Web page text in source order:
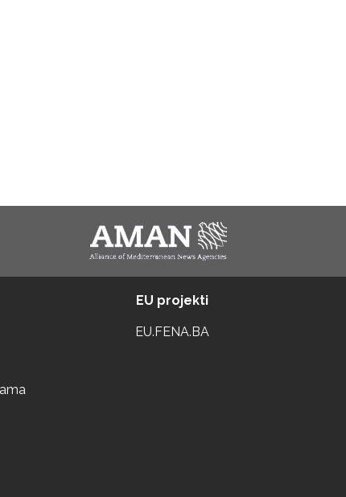
EU projekti
EU.FENA.BA